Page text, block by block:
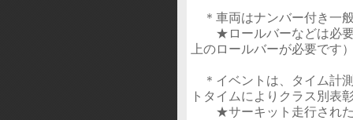
＊車両はナンバー付き一
★ロールバーなどは必要
上のロールバーが必要です
＊イベントは、タイム計
トタイムによりクラス別表
★サーキット走行された